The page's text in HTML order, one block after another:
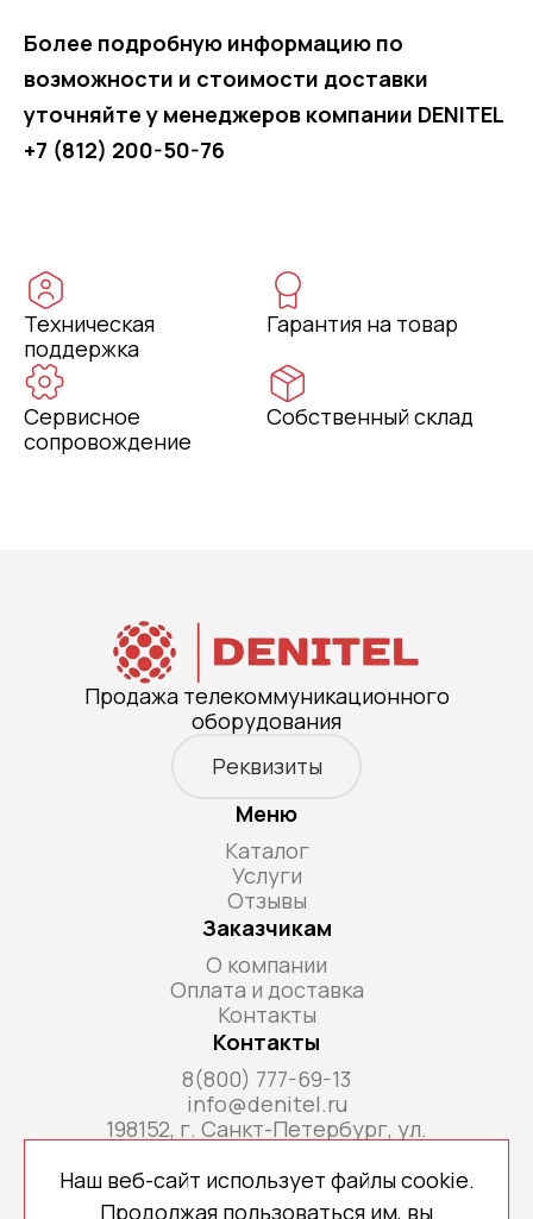
Более подробную информацию по
возможности и стоимости доставки
уточняйте у менеджеров компании DENITEL
+7 (812) 200-50-76
Техническая
поддержка
Гарантия на товар
Сервисное
сопровождение
Собственный склад
Продажа телекоммуникационного
оборудования
Реквизиты
Меню
Каталог
Услуги
Отзывы
Заказчикам
О компании
Оплата и доставка
Контакты
Контакты
8(800) 777-69-13
info@denitel.ru
198152, г. Санкт-Петербург, ул.
Н, ком. офис 213А
Наш веб-сайт использует файлы cookie.
Продолжая пользоваться им, вы